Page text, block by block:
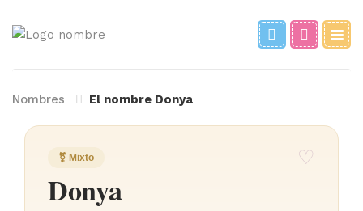
Nombres El nombre Donya
⚧ Mixto ♡
Donya